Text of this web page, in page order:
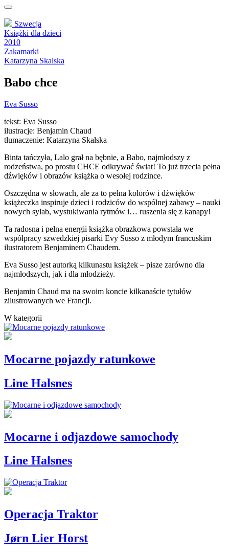
Szwecja
Książki dla dzieci
2010
Zakamarki
Katarzyna Skalska
Babo chce
Eva Susso
tekst: Eva Susso
ilustracje: Benjamin Chaud
tłumaczenie: Katarzyna Skalska
Binta tańczyła, Lalo grał na bębnie, a Babo, najmłodszy z
rodzeństwa, po prostu CHCE odkrywać świat! To już trzecia pełna
dźwięków i obrazów książka o wesołej rodzince.
Oszczędna w słowach, ale za to pełna kolorów i dźwięków
książeczka inspiruje dzieci i rodziców do wspólnej zabawy – nauki
nowych sylab, wystukiwania rytmów i… ruszenia się z kanapy!
Ta radosna i pełna energii książka obrazkowa powstała we
współpracy szwedzkiej pisarki Evy Susso z młodym francuskim
ilustratorem Benjaminem Chaudem.
Eva Susso jest autorką kilkunastu książek – pisze zarówno dla
najmłodszych, jak i dla młodzieży.
Benjamin Chaud ma na swoim koncie kilkanaście tytułów
zilustrowanych we Francji.
W kategorii
Mocarne pojazdy ratunkowe
Line Halsnes
Mocarne i odjazdowe samochody
Line Halsnes
Operacja Traktor
Jørn Lier Horst